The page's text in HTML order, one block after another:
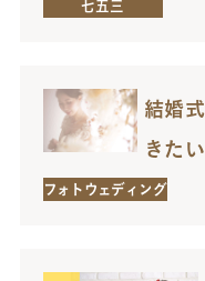
七五三
結婚
きた
フォトウェディング